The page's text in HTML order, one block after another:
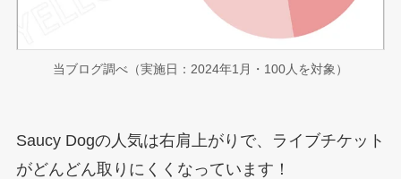
当ブログ調べ（実施日：2024年1月・100人を対象）
Saucy Dogの人気は右肩上がりで、ライブチケット
がどんどん取りにくくなっています！